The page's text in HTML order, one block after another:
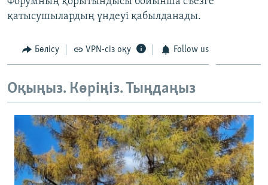
қатысушылардың үндеуі қабылданады.
Бөлісу VPN-сіз оқу Follow us
Оқыңыз. Көріңіз. Тыңдаңыз